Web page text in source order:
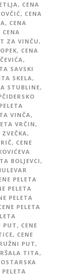
, CENA
, CENA
, CENA
CENA
ZA VINČU,
, CENA
,
SAVSKI
SKELA,
STUBLINE,
VINČA,
VRČIN,
ZVEČKA,
, CENE
BOLJEVCI,
PELETA
PELETA
PELETA
PELETA
PUT, CENE
, CENE
PUT,
TITA,
PELETA